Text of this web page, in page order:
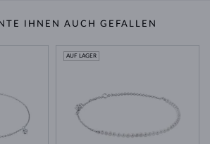
IHNEN AUCH GEFALLEN
AUF LAGER